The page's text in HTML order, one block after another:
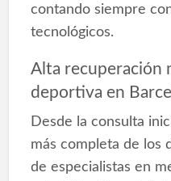
contando siempre
tecnológicos.
Alta recuperación
deportiva en
Desde la consulta
más completa de los
de especialistas en